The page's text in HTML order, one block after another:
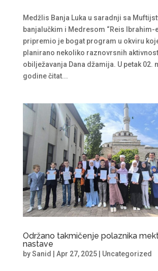
Medžlis Banja Luka u saradnji sa
banjalučkim i Medresom “Reis Ibrahim-
pripremio je bogat program u okviru
planirano nekoliko raznovrsnih
obilježavanja Dana džamija. U petak 02.
godine čitat...
Održano takmičenje polaznika
nastave
bySanid Apr 27, 2025| Uncategorized